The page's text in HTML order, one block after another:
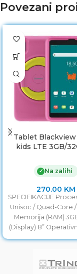
Povezani
Tablet Blackview
kids LTE 3GB/
✓ Na zalihi
270.00 KM
SPECIFIKACIJE
Unisoc / Quad-Core /
Memorija (RAM)
(Display) 8”
Android 11